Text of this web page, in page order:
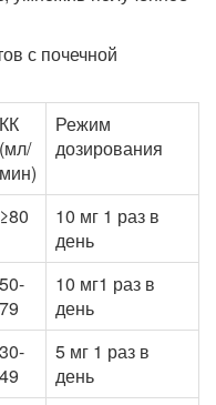
с почечной
КК
(мл/
мин)
Режим
дозирования
≥80
10 мг 1 раз в
день
50-
79
10 мг1 раз в
день
30-
49
5 мг 1 раз в
день